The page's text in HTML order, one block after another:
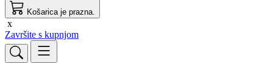
Košarica je prazna.
x
Završite s kupnjom